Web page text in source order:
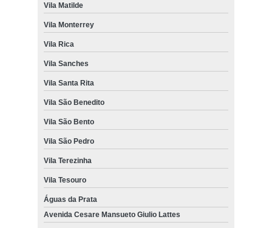
Vila Matilde
Vila Monterrey
Vila Rica
Vila Sanches
Vila Santa Rita
Vila São Benedito
Vila São Bento
Vila São Pedro
Vila Terezinha
Vila Tesouro
Águas da Prata
Avenida Cesare Mansueto Giulio Lattes